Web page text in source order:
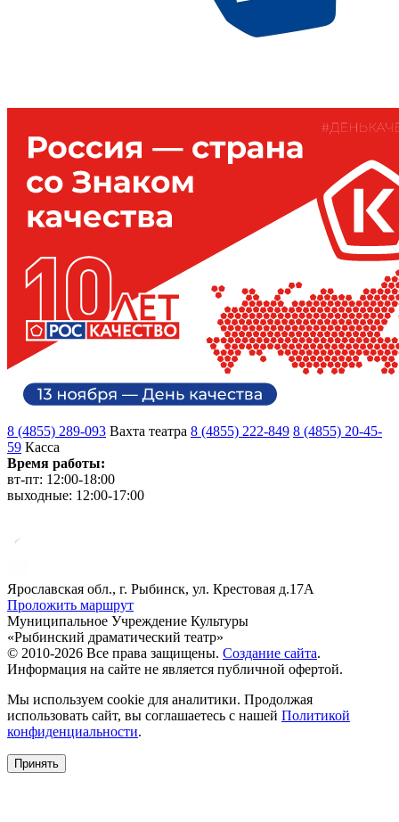
8 (4855) 289-093 Вахта театра 8 (4855) 222-849 8 (4855) 20-45-
59 Касса
Время работы:
вт-пт: 12:00-18:00
выходные: 12:00-17:00
Ярославская обл., г. Рыбинск, ул. Крестовая д.17А
Проложить маршрут
Муниципальное Учреждение Культуры
«Рыбинский драматический театр»
© 2010-2026 Все права защищены. Создание сайта.
Информация на сайте не является публичной офертой.
Мы используем cookie для аналитики. Продолжая
использовать сайт, вы соглашаетесь с нашей Политикой
конфиденциальности.
Принять